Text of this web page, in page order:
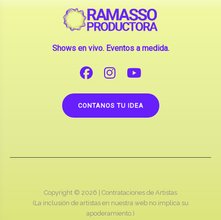
Shows en vivo. Eventos a medida.
CONTANOS TU IDEA
Copyright © 2026 | Contrataciones de Artistas
(La inclusión de artistas en nuestra web no implica su
apoderamiento.)